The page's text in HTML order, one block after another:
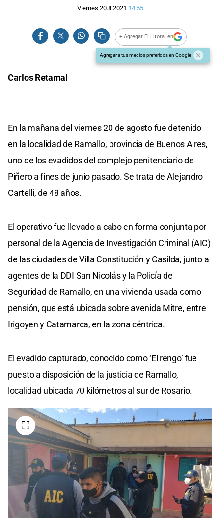
Viernes 20.8.2021 14:55
+ Agregar El Litoral en
Agregar a tus medios preferidos en Google
Carlos Retamal
En la mañana del viernes 20 de agosto fue detenido
en la localidad de Ramallo, provincia de Buenos Aires,
uno de los evadidos del complejo penitenciario de
Piñero a fines de junio pasado. Se trata de Alejandro
Cartelli, de 48 años.
El operativo fue llevado a cabo en forma conjunta por
personal de la Agencia de Investigación Criminal (AIC)
de las ciudades de Villa Constitución y Casilda, junto a
agentes de la DDI San Nicolás y la Policía de
Seguridad de Ramallo, en una vivienda usada como
pensión, que está ubicada sobre avenida Mitre, entre
Irigoyen y Catamarca, en la zona céntrica.
El evadido capturado, conocido como ‘El rengo’ fue
puesto a disposición de la justicia de Ramallo,
localidad ubicada 70 kilómetros al sur de Rosario.